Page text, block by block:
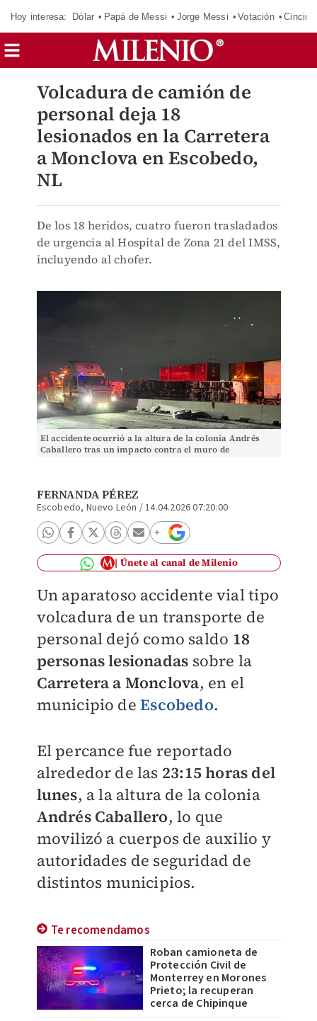
Hoy interesa: Dólar Papá de Messi Jorge Messi Votación
Volcadura de camión de
personal deja 18
lesionados en la Carretera
a Monclova en Escobedo,
NL
De los 18 heridos, cuatro fueron trasladados
de urgencia al Hospital de Zona 21 del IMSS,
incluyendo al chofer.
El accidente ocurrió a la altura de la colonia Andrés
Caballero tras un impacto contra el muro de
FERNANDA PÉREZ
Escobedo, Nuevo León /14.04.2026 07:20:00
Únete al canal de Milenio
Un aparatoso accidente vial tipo
volcadura de un transporte de
personal dejó como saldo 18
personas lesionadas sobre la
Carretera a Monclova, en el
municipio deEscobedo.
El percance fue reportado
alrededor de las 23:15 horas del
lunes, a la altura de la colonia
Andrés Caballero, lo que
movilizó a cuerpos de auxilio y
autoridades de seguridad de
distintos municipios.
Te recomendamos
Roban camioneta de
Protección Civil de
Monterrey en Morones
Prieto; la recuperan
cerca de Chipinque